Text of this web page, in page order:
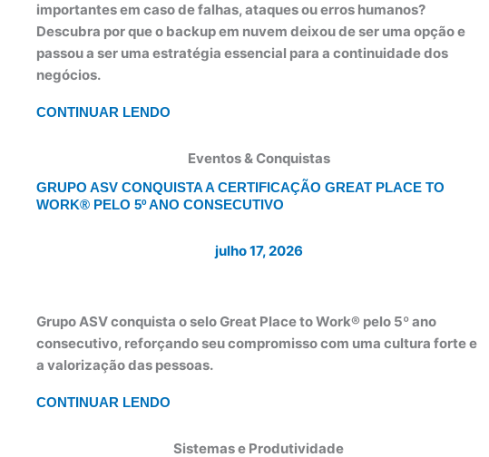
importantes em caso de falhas, ataques ou erros humanos?
Descubra por que o backup em nuvem deixou de ser uma opção e
passou a ser uma estratégia essencial para a continuidade dos
negócios.
CONTINUAR LENDO
Eventos & Conquistas
GRUPO ASV CONQUISTA A CERTIFICAÇÃO GREAT PLACE TO
WORK® PELO 5º ANO CONSECUTIVO
julho 17, 2026
Grupo ASV conquista o selo Great Place to Work® pelo 5º ano
consecutivo, reforçando seu compromisso com uma cultura forte e
a valorização das pessoas.
CONTINUAR LENDO
Sistemas e Produtividade